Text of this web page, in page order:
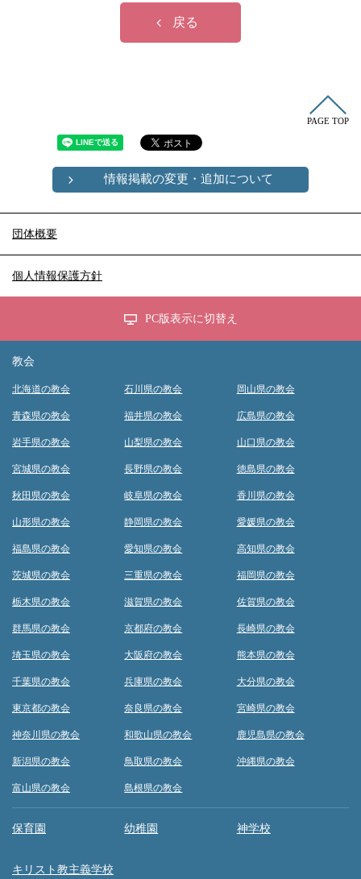
戻る
PAGE TOP
情報掲載の変更・追加について
団体概要
個人情報保護方針
PC版表示に切替え
教会
北海道の教会
青森県の教会
岩手県の教会
宮城県の教会
秋田県の教会
山形県の教会
福島県の教会
茨城県の教会
栃木県の教会
群馬県の教会
埼玉県の教会
千葉県の教会
東京都の教会
神奈川県の教会
新潟県の教会
富山県の教会
石川県の教会
福井県の教会
山梨県の教会
長野県の教会
岐阜県の教会
静岡県の教会
愛知県の教会
三重県の教会
滋賀県の教会
京都府の教会
大阪府の教会
兵庫県の教会
奈良県の教会
和歌山県の教会
鳥取県の教会
島根県の教会
岡山県の教会
広島県の教会
山口県の教会
徳島県の教会
香川県の教会
愛媛県の教会
高知県の教会
福岡県の教会
佐賀県の教会
長崎県の教会
熊本県の教会
大分県の教会
宮崎県の教会
鹿児島県の教会
沖縄県の教会
保育園 幼稚園 神学校
キリスト教主義学校